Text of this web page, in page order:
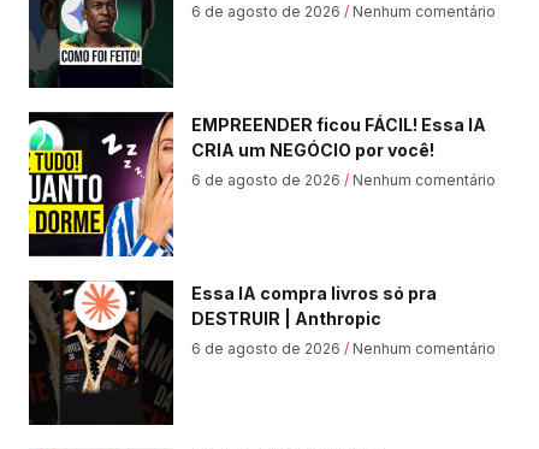
6 de agosto de 2026 Nenhum comentário
EMPREENDER ficou FÁCIL! Essa IA
CRIA um NEGÓCIO por você!
6 de agosto de 2026 Nenhum comentário
Essa IA compra livros só pra
DESTRUIR | Anthropic
6 de agosto de 2026 Nenhum comentário